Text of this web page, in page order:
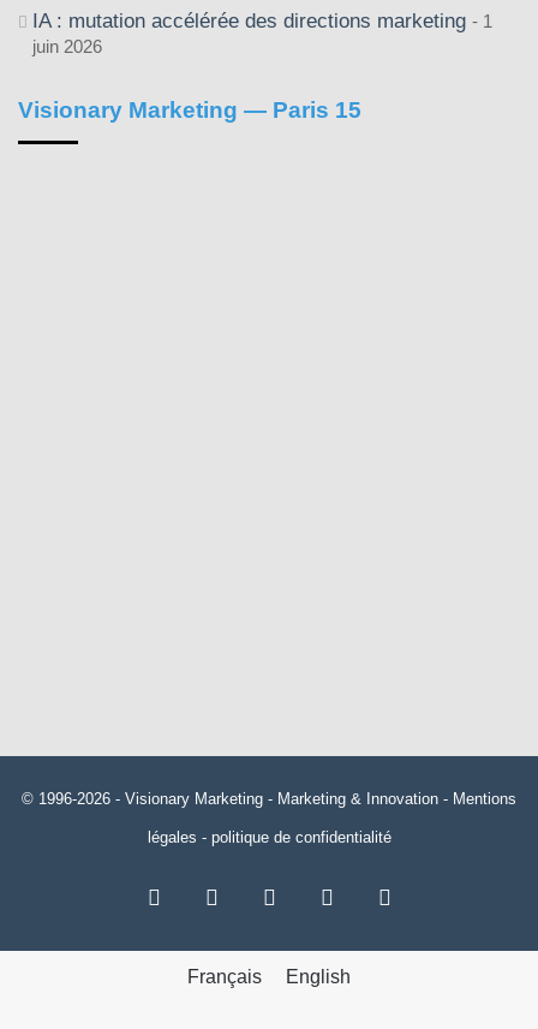
IA : mutation accélérée des directions marketing
1
juin 2026
Visionary Marketing — Paris 15
© 1996-2026 - Visionary Marketing - Marketing & Innovation - Mentions
légales - politique de confidentialité
Facebook Linkedin
Français English